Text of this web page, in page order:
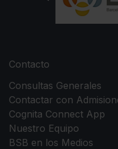
Contacto
Consultas Generales
Contactar con
Cognita Connect App
Nuestro Equipo
BSB en los Medios